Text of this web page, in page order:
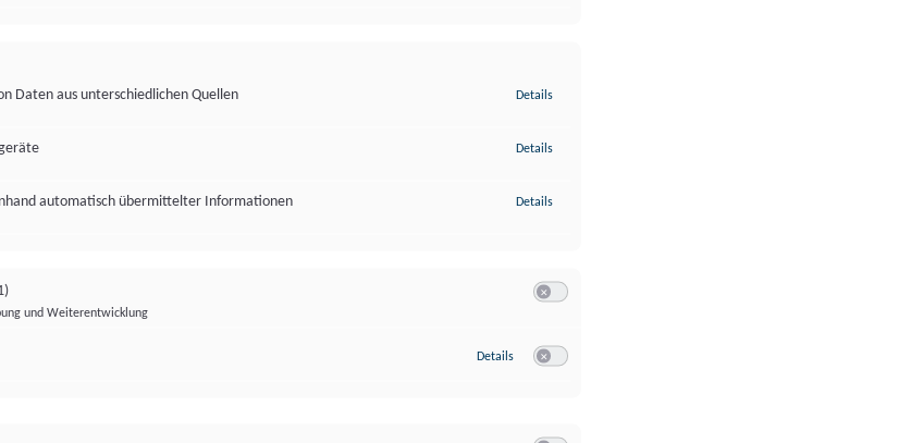
Daten aus unterschiedlichen Quellen
Details
Details
automatisch übermittelter Informationen Details
und Weiterentwicklung
Details zu Google Analytics